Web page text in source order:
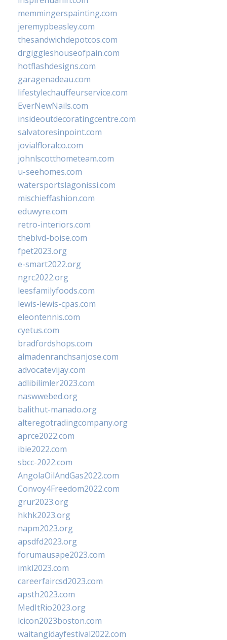
memmingerspainting.com
jeremypbeasley.com
thesandwichdepotcos.com
drgiggleshouseofpain.com
hotflashdesigns.com
garagenadeau.com
lifestylechauffeurservice.com
EverNewNails.com
insideoutdecoratingcentre.com
salvatoresinpoint.com
jovialfloralco.com
johnlscotthometeam.com
u-seehomes.com
watersportslagonissi.com
mischieffashion.com
eduwyre.com
retro-interiors.com
theblvd-boise.com
fpet2023.org
e-smart2022.org
ngrc2022.org
leesfamilyfoods.com
lewis-lewis-cpas.com
eleontennis.com
cyetus.com
bradfordshops.com
almadenranchsanjose.com
advocatevijay.com
adlibilimler2023.com
naswwebed.org
balithut-manado.org
alteregotradingcompany.org
aprce2022.com
ibie2022.com
sbcc-2022.com
AngolaOilAndGas2022.com
Convoy4Freedom2022.com
grur2023.org
hkhk2023.org
napm2023.org
apsdfd2023.org
forumausape2023.com
imkl2023.com
careerfaircsd2023.com
apsth2023.com
MedItRio2023.org
lcicon2023boston.com
waitangidayfestival2022.com